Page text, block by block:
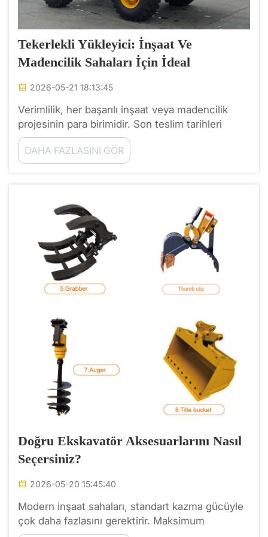
Tekerlekli Yükleyici: İnşaat Ve
Madencilik Sahaları İçin İdeal
2026-05-21 18:13:45
Verimlilik, her başarılı inşaat veya madencilik
projesinin para birimidir. Son teslim tarihleri
sıkışıkken ve arazi acımasızken, sahada bulunan
makineler ilerleme hızını belirler. Ağır ekipman
filosu arasında tekerlekli yükleyici, ...
DAHA FAZLASINI GÖR
Doğru Ekskavatör Aksesuarlarını Nasıl
Seçersiniz?
2026-05-20 15:45:40
Modern inşaat sahaları, standart kazma gücüyle
çok daha fazlasını gerektirir. Maksimum